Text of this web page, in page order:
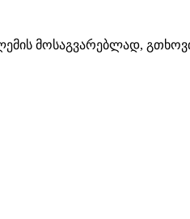
მოსაგვარებლად,